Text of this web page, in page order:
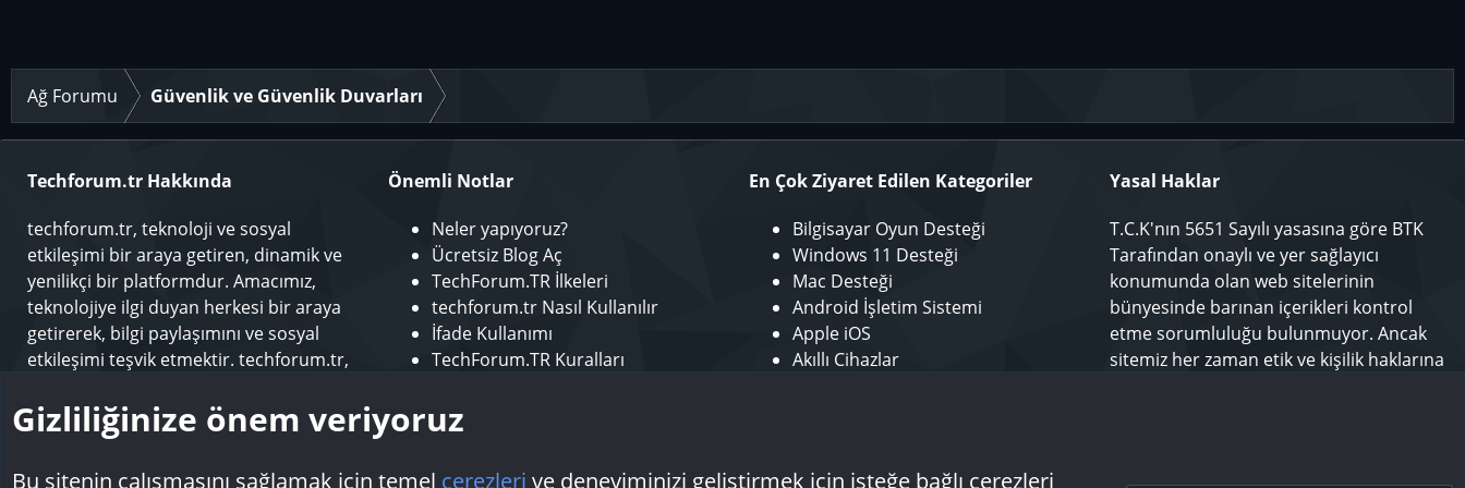
Ağ Forumu Güvenlik ve Güvenlik Duvarları
Techforum.tr Hakkında
techforum.tr, teknoloji ve sosyal
etkileşimi bir araya getiren, dinamik ve
yenilikçi bir platformdur. Amacımız,
teknolojiye ilgi duyan herkesi bir araya
getirerek, bilgi paylaşımını ve sosyal
etkileşimi teşvik etmektir. techforum.tr,
sunarak, teknoloji dünyasındaki en son
gelişmeleri takip etme ve öğrenme fırsatı
Önemli Notlar
Neler yapıyoruz?
Ücretsiz Blog Aç
TechForum.TR İlkeleri
techforum.tr Nasıl Kullanılır
İfade Kullanımı
TechForum.TR Kuralları
Moderatör Başvurusu - Bize Katıl
Makale Yazarı Başvurusu
En Çok Ziyaret Edilen Kategoriler
Bilgisayar Oyun Desteği
Windows 11 Desteği
Mac Desteği
Android İşletim Sistemi
Apple iOS
Akıllı Cihazlar
Yasal Haklar
T.C.K'nın 5651 Sayılı yasasına göre BTK
Tarafından onaylı ve yer sağlayıcı
konumunda olan web sitelerinin
bünyesinde barınan içerikleri kontrol
etme sorumluluğu bulunmuyor. Ancak
sitemiz her zaman etik ve kişilik haklarına
Gizliliğinize önem veriyoruz
Bu sitenin çalışmasını sağlamak için temel çerezleri ve deneyiminizi geliştirmek için isteğe bağlı çerezleri